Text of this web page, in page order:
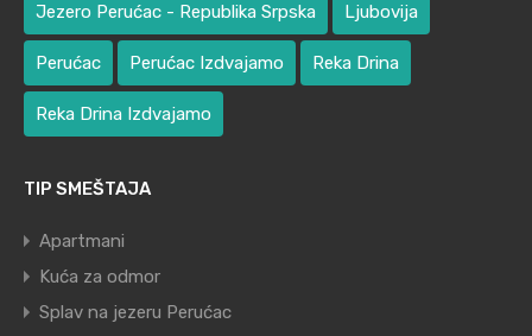
Jezero Perućac - Republika Srpska Ljubovija
Perućac Perućac Izdvajamo Reka Drina
Reka Drina Izdvajamo
TIP SMEŠTAJA
Apartmani
Kuća za odmor
Splav na jezeru Perućac